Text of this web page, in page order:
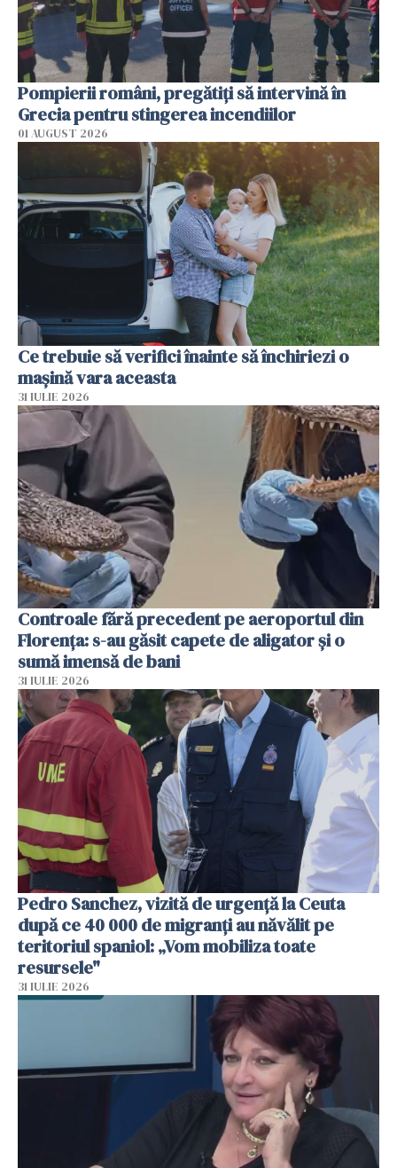
Pompierii români, pregătiţi să intervină în
Grecia pentru stingerea incendiilor
01 AUGUST 2026
Ce trebuie să verifici înainte să închiriezi o
mașină vara aceasta
31 IULIE 2026
Controale fără precedent pe aeroportul din
Florența: s-au găsit capete de aligator și o
sumă imensă de bani
31 IULIE 2026
Pedro Sanchez, vizită de urgență la Ceuta
după ce 40 000 de migranți au năvălit pe
teritoriul spaniol: „Vom mobiliza toate
resursele"
31 IULIE 2026